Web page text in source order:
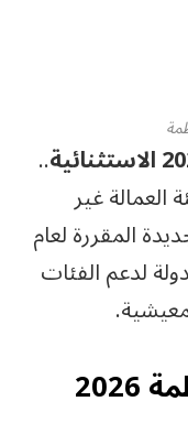
..
غير
المقررة لعام
لدعم الفئات